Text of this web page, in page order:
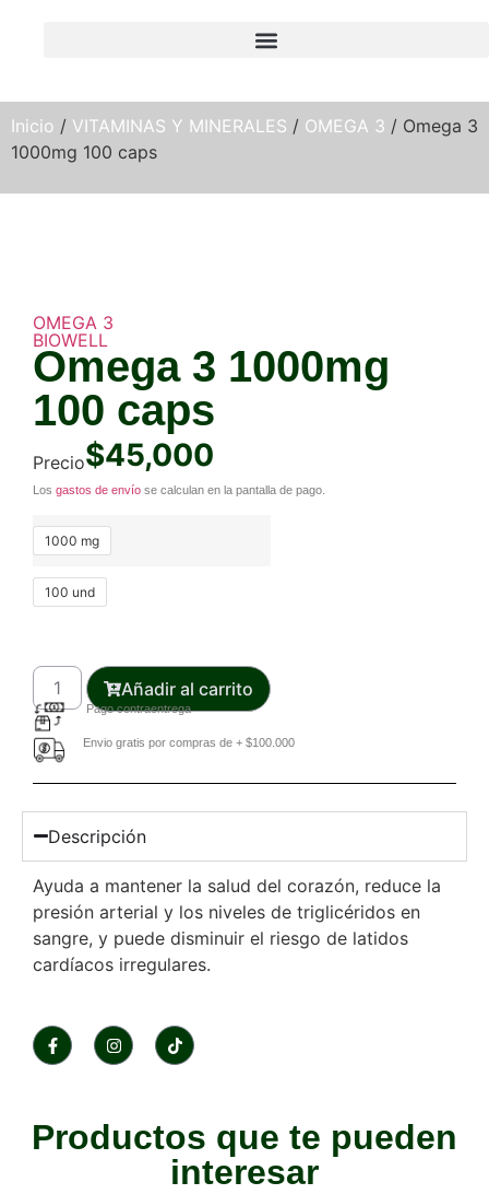
Inicio / VITAMINAS Y MINERALES / OMEGA 3 / Omega 3
1000mg 100 caps
OMEGA 3
BIOWELL
Omega 3 1000mg
100 caps
Precio$45,000
Los gastos de envío se calculan en la pantalla de pago.
1000 mg
100 und
Añadir al carrito
Pago contraentrega
Envio gratis por compras de + $100.000
Descripción
Ayuda a mantener la salud del corazón, reduce la
presión arterial y los niveles de triglicéridos en
sangre, y puede disminuir el riesgo de latidos
cardíacos irregulares.
Productos que te pueden
interesar